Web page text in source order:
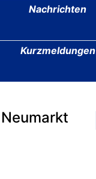
Nachrichten
Kurzmeldungen